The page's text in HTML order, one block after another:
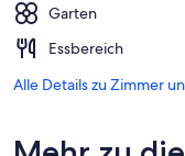
Garten
Essbereich
Alle Details zu Zimmer